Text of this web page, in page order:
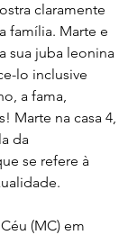
claramente
família. Marte e
sua juba leonina
lo inclusive
a fama,
Marte na casa 4,
da
se refere à
(MC) em